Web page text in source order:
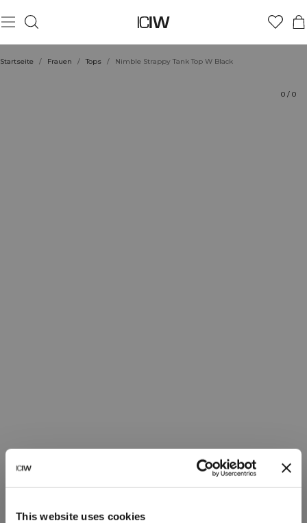
This website uses cookies
Startseite / Frauen / Tops / Nimble Strappy Tank Top W Black
0 / 0